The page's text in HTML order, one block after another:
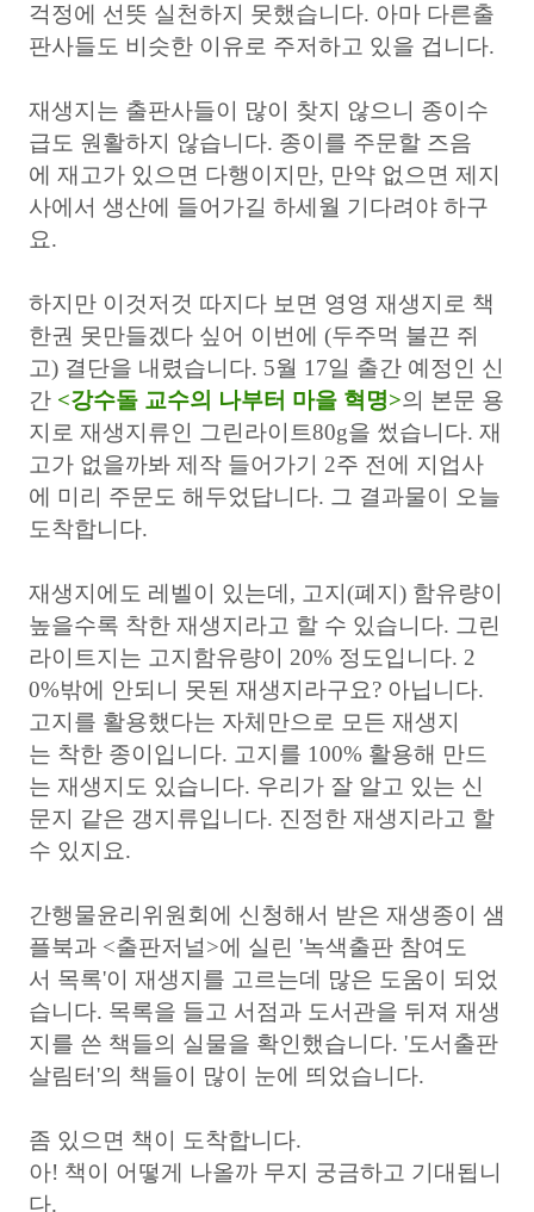
걱정에 선뜻 실천하지 못했습니다. 아마 다른출
판사들도 비슷한 이유로 주저하고 있을 겁니다.
재생지는 출판사들이 많이 찾지 않으니 종이수
급도 원활하지 않습니다. 종이를 주문할 즈음
에 재고가 있으면 다행이지만, 만약 없으면 제지
사에서 생산에 들어가길 하세월 기다려야 하구
요.
하지만 이것저것 따지다 보면 영영 재생지로 책
한권 못만들겠다 싶어 이번에 (두주먹 불끈 쥐
고) 결단을 내렸습니다. 5월 17일 출간 예정인 신
간 <강수돌 교수의 나부터 마을 혁명>의 본문 용
지로 재생지류인 그린라이트80g을 썼습니다. 재
고가 없을까봐 제작 들어가기 2주 전에 지업사
에 미리 주문도 해두었답니다. 그 결과물이 오늘
도착합니다.
재생지에도 레벨이 있는데, 고지(폐지) 함유량이
높을수록 착한 재생지라고 할 수 있습니다. 그린
라이트지는 고지함유량이 20% 정도입니다. 2
0%밖에 안되니 못된 재생지라구요? 아닙니다.
고지를 활용했다는 자체만으로 모든 재생지
는 착한 종이입니다. 고지를 100% 활용해 만드
는 재생지도 있습니다. 우리가 잘 알고 있는 신
문지 같은 갱지류입니다. 진정한 재생지라고 할
수 있지요.
간행물윤리위원회에 신청해서 받은 재생종이 샘
플북과 <출판저널>에 실린 '녹색출판 참여도
서 목록'이 재생지를 고르는데 많은 도움이 되었
습니다. 목록을 들고 서점과 도서관을 뒤져 재생
지를 쓴 책들의 실물을 확인했습니다. '도서출판
살림터'의 책들이 많이 눈에 띄었습니다.
좀 있으면 책이 도착합니다.
아! 책이 어떻게 나올까 무지 궁금하고 기대됩니
다.